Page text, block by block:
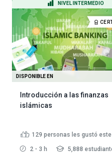
NIVEL INTERMEDIO
DISPONIBLE EN
Introducción a las finanzas
islámicas
129 personas les gustó
2 - 3 h 5,888